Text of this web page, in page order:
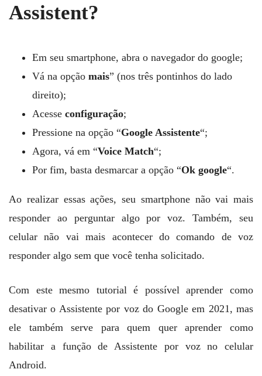
Assistent?
Em seu smartphone, abra o navegador do google;
Vá na opção mais” (nos três pontinhos do lado
direito);
Acesse configuração;
Pressione na opção “Google Assistente“;
Agora, vá em “Voice Match“;
Por fim, basta desmarcar a opção “Ok google“.
Ao realizar essas ações, seu smartphone não vai mais
responder ao perguntar algo por voz. Também, seu
celular não vai mais acontecer do comando de voz
responder algo sem que você tenha solicitado.
Com este mesmo tutorial é possível aprender como
desativar o Assistente por voz do Google em 2021, mas
ele também serve para quem quer aprender como
habilitar a função de Assistente por voz no celular
Android.